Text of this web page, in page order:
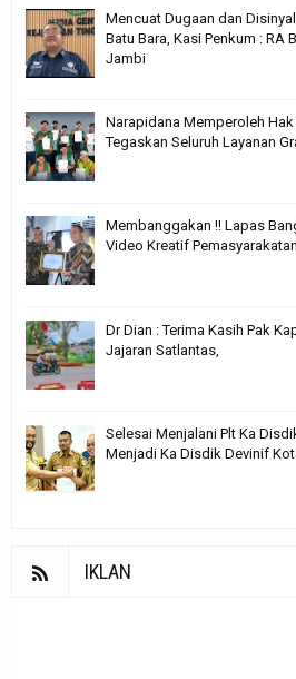
Mencuat Dugaan dan
Batu Bara, Kasi Penkum : RA
Jambi
Narapidana Memperoleh
Tegaskan Seluruh Layanan
Membanggakan !! Lapas
Video Kreatif Pemasyarakatan
Dr Dian : Terima Kasih Pak
Jajaran Satlantas,
Selesai Menjalani Plt Ka
Menjadi Ka Disdik Devinif
IKLAN